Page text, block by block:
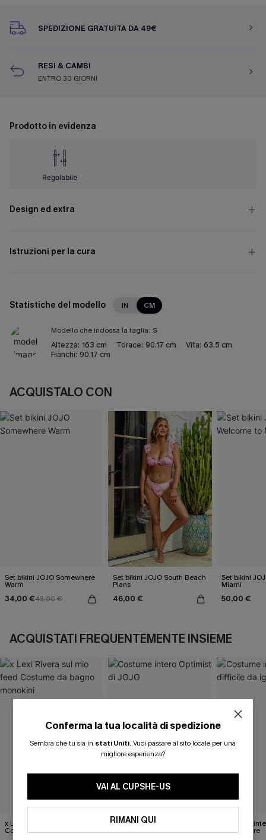
SPEDIZIONE GRATUITA DA 49€
RESI & CAMBI
ENTRO 30 GIORNI
Prodotto in evidenza
Regolabile
Design ed extra
Istruzioni per la cura
Statistiche del modello IN CM
Modello che indossa la taglia: S
Altezza: 163 cm Torace: 90.17 cm Vita: 63.5 cm
Fianchi: 90.17 cm
ACQUISTALO CON
Set bikini JOJO Somewhere
Warm
34,00 €43,00 €
Set bikini JOJO South Beach
Plans
46,00 €
Set bikini
Miami
50,00 €
ACQUISTATI FREQUENTEMENTE INSIEME
x Lexi Rivera sul mio feed
Costume da bagno
Costume intero Optimist di
JOJO
Costume
da ignorare
Conferma la tua località di spedizione
Sembra che tu sia in stati Uniti. Vuoi passare al sito locale per una
migliore esperienza?
VAI AL CUPSHE-US
RIMANI QUI